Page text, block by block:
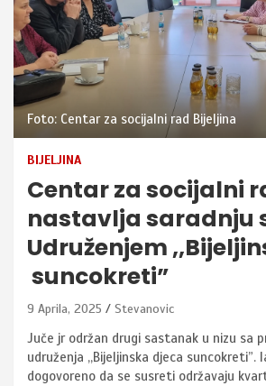
Foto: Centar za socijalni rad Bijeljina
BIJELJINA
Centar za socijalni
nastavlja saradnju
Udruženjem
suncokreti”
9 Aprila, 2025 Stevanovic
Juče jr održan drugi sastanak u nizu sa
udruženja ,,Bijeljinska djeca suncokreti”.
dogovoreno da se susreti održavaju